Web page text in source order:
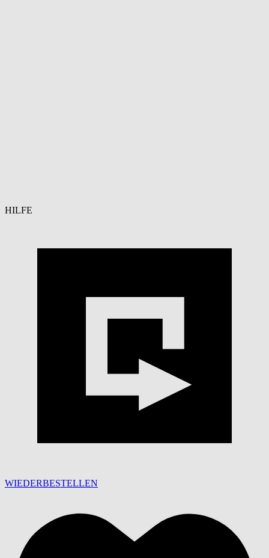
HILFE
WIEDERBESTELLEN